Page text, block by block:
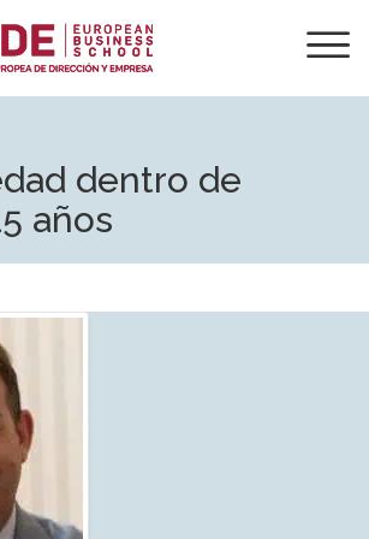
dentro de
años